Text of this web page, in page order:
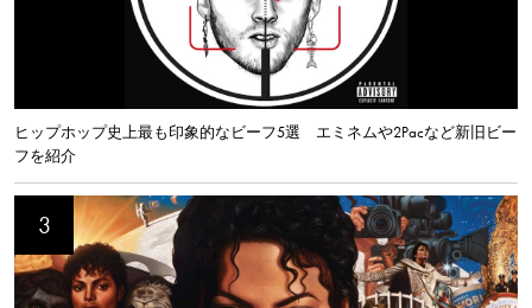
ヒップホップ史上最も印象的なビーフ5選 エミネムや2Pacなど新旧ビー
フを紹介